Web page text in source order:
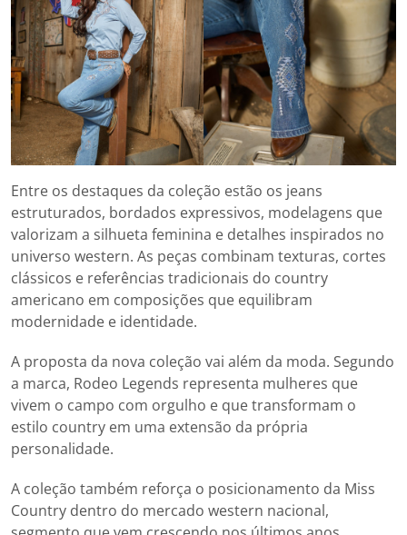
Entre os destaques da coleção estão os jeans
estruturados, bordados expressivos, modelagens que
valorizam a silhueta feminina e detalhes inspirados no
universo western. As peças combinam texturas, cortes
clássicos e referências tradicionais do country
americano em composições que equilibram
modernidade e identidade.
A proposta da nova coleção vai além da moda. Segundo
a marca, Rodeo Legends representa mulheres que
vivem o campo com orgulho e que transformam o
estilo country em uma extensão da própria
personalidade.
A coleção também reforça o posicionamento da Miss
Country dentro do mercado western nacional,